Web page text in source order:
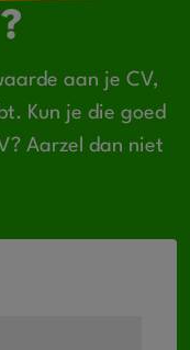
aan je CV,
Kun je die goed
Aarzel dan niet